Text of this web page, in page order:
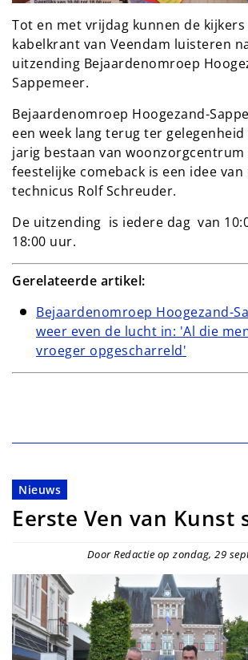
Tot en met vrijdag kunnen de
kabelkrant van Veendam luisteren
uitzending Bejaardenomroep
Sappemeer.
Bejaardenomroep Hoogezand-
een week lang terug ter
jarig bestaan van woonzorgcentrum
feestelijke comeback is een idee
technicus Rolf Schreuder.
De uitzending is iedere dag van
18:00 uur.
Gerelateerde artikel:
Bejaardenomroep Hoogezand-
weer even de lucht in: 'Al die
vroeger opgescharreld'
Nieuws
Eerste Ven van Kunst
Door Redactie op zondag, 29